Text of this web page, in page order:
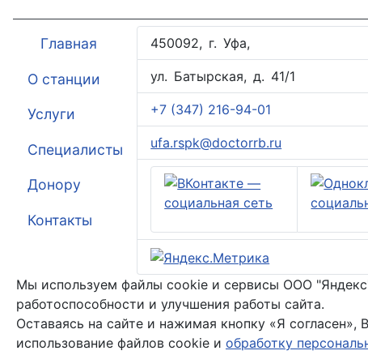
Главная
О станции
Услуги
Специалисты
Донору
Контакты
450092, г. Уфа,
ул. Батырская, д. 41/1
+7 (347) 216-94-01
ufa.rspk@doctorrb.ru
Мы используем файлы cookie и сервисы ООО
работоспособности и улучшения работы сайта.
Оставаясь на сайте и нажимая кнопку «Я
использование файлов cookie и обработку